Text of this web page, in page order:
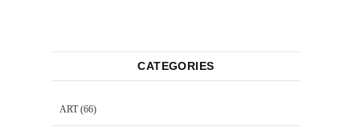
CATEGORIES
ART(66)